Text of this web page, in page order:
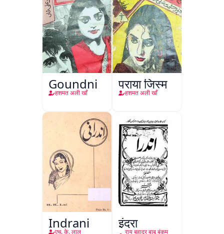
Goundni
हशमत अली खाँ
पराया जिस्म
हशमत अली खाँ
Indrani
एच. के. लाल
इंद्रा
राय बहादुर बाबू बंकम